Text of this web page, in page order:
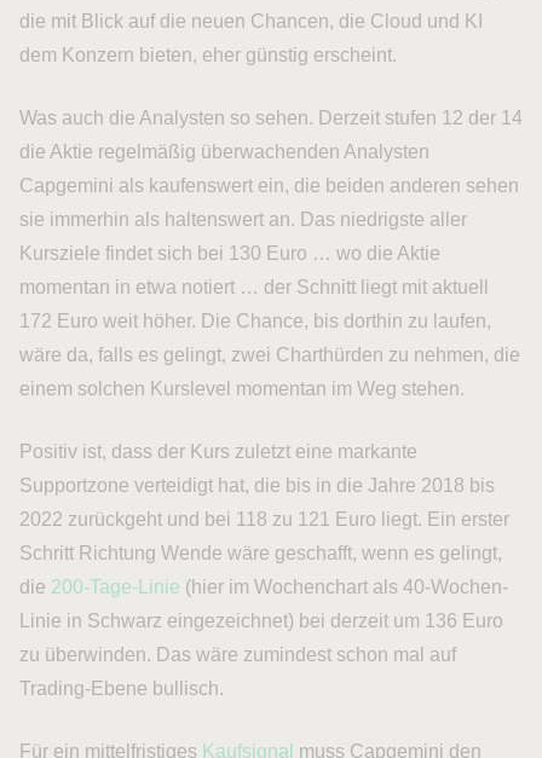
die mit Blick auf die neuen Chancen, die Cloud und KI
dem Konzern bieten, eher günstig erscheint.
Was auch die Analysten so sehen. Derzeit stufen 12 der 14
die Aktie regelmäßig überwachenden Analysten
Capgemini als kaufenswert ein, die beiden anderen sehen
sie immerhin als haltenswert an. Das niedrigste aller
Kursziele findet sich bei 130 Euro … wo die Aktie
momentan in etwa notiert … der Schnitt liegt mit aktuell
172 Euro weit höher. Die Chance, bis dorthin zu laufen,
wäre da, falls es gelingt, zwei Charthürden zu nehmen, die
einem solchen Kurslevel momentan im Weg stehen.
Positiv ist, dass der Kurs zuletzt eine markante
Supportzone verteidigt hat, die bis in die Jahre 2018 bis
2022 zurückgeht und bei 118 zu 121 Euro liegt. Ein erster
Schritt Richtung Wende wäre geschafft, wenn es gelingt,
die 200-Tage-Linie (hier im Wochenchart als 40-Wochen-
Linie in Schwarz eingezeichnet) bei derzeit um 136 Euro
zu überwinden. Das wäre zumindest schon mal auf
Trading-Ebene bullisch.
Für ein mittelfristiges Kaufsignal muss Capgemini den